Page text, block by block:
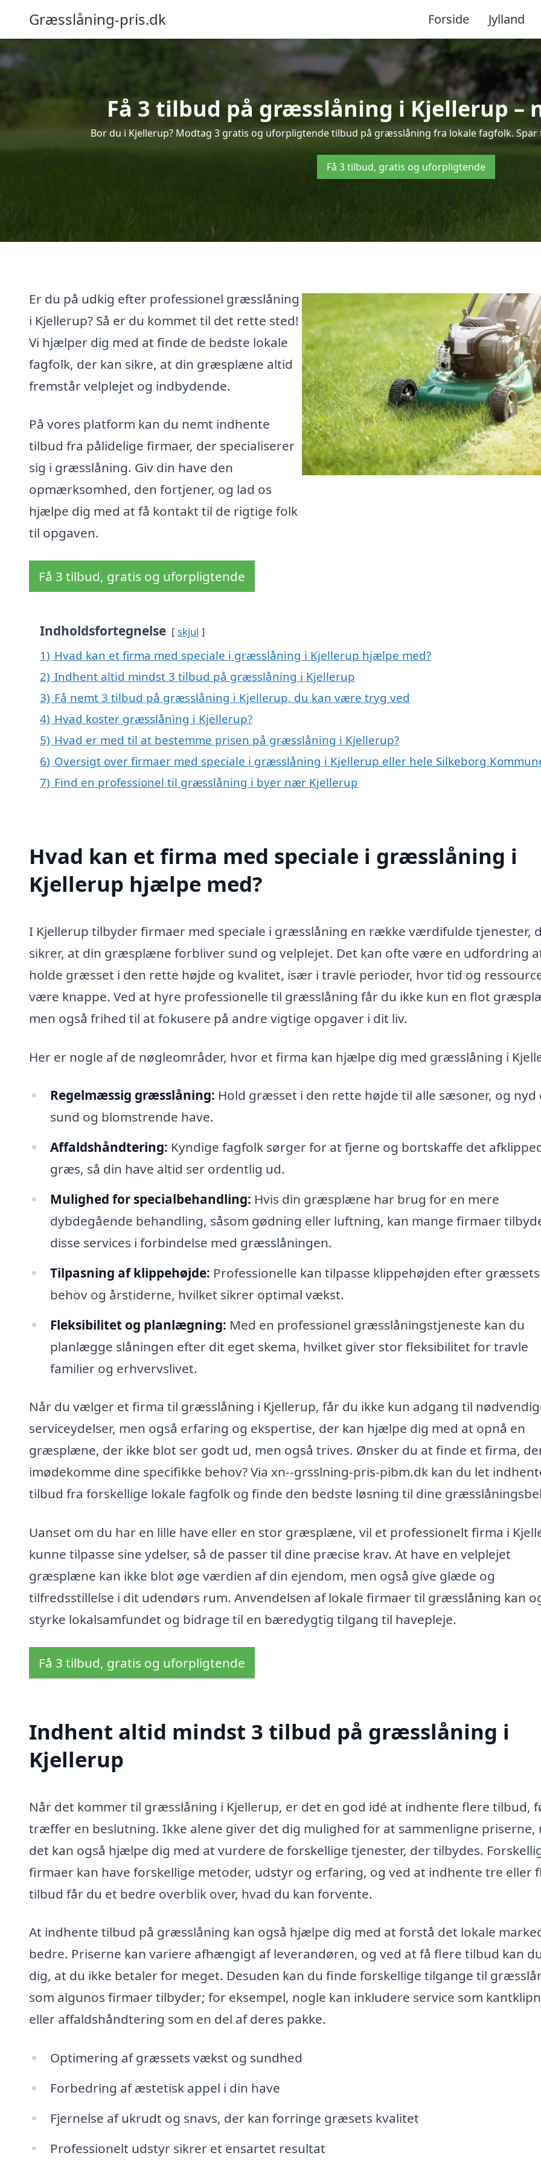
Græsslåning-pris.dk Forside Jylland
Få 3 tilbud på græsslåning i Kjellerup
Bor du i Kjellerup? Modtag 3 gratis og uforpligtende tilbud på græsslåning fra lokale fagfolk.
Få 3 tilbud, gratis og uforpligtende
Er du på udkig efter professionel græsslåning
i Kjellerup? Så er du kommet til det rette sted!
Vi hjælper dig med at finde de bedste lokale
fagfolk, der kan sikre, at din græsplæne altid
fremstår velplejet og indbydende.
På vores platform kan du nemt indhente
tilbud fra pålidelige firmaer, der specialiserer
sig i græsslåning. Giv din have den
opmærksomhed, den fortjener, og lad os
hjælpe dig med at få kontakt til de rigtige folk
til opgaven.
Få 3 tilbud, gratis og uforpligtende
Indholdsfortegnelse skjul
1) Hvad kan et firma med speciale i græsslåning i Kjellerup hjælpe med?
2) Indhent altid mindst 3 tilbud på græsslåning i Kjellerup
3) Få nemt 3 tilbud på græsslåning i Kjellerup, du kan være tryg ved
4) Hvad koster græsslåning i Kjellerup?
5) Hvad er med til at bestemme prisen på græsslåning i Kjellerup?
6) Oversigt over firmaer med speciale i græsslåning i Kjellerup eller hele Silkeborg
7) Find en professionel til græsslåning i byer nær Kjellerup
Hvad kan et firma med speciale i græsslåning i
Kjellerup hjælpe med?
I Kjellerup tilbyder firmaer med speciale i græsslåning en række værdifulde tjenester,
sikrer, at din græsplæne forbliver sund og velplejet. Det kan ofte være en udfordring
holde græsset i den rette højde og kvalitet, især i travle perioder, hvor tid og
være knappe. Ved at hyre professionelle til græsslåning får du ikke kun en flot
men også frihed til at fokusere på andre vigtige opgaver i dit liv.
Her er nogle af de nøgleområder, hvor et firma kan hjælpe dig med græsslåning i
Regelmæssig græsslåning: Hold græsset i den rette højde til alle sæsoner, og nyd
sund og blomstrende have.
Affaldshåndtering: Kyndige fagfolk sørger for at fjerne og bortskaffe det
græs, så din have altid ser ordentlig ud.
Mulighed for specialbehandling: Hvis din græsplæne har brug for en mere
dybdegående behandling, såsom gødning eller luftning, kan mange firmaer
disse services i forbindelse med græsslåningen.
Tilpasning af klippehøjde: Professionelle kan tilpasse klippehøjden efter græssets
behov og årstiderne, hvilket sikrer optimal vækst.
Fleksibilitet og planlægning: Med en professionel græsslåningstjeneste kan du
planlægge slåningen efter dit eget skema, hvilket giver stor fleksibilitet for travle
familier og erhvervslivet.
Når du vælger et firma til græsslåning i Kjellerup, får du ikke kun adgang til
serviceydelser, men også erfaring og ekspertise, der kan hjælpe dig med at opnå en
græsplæne, der ikke blot ser godt ud, men også trives. Ønsker du at finde et firma,
imødekomme dine specifikke behov? Via xn--grsslning-pris-pibm.dk kan du let
tilbud fra forskellige lokale fagfolk og finde den bedste løsning til dine
Uanset om du har en lille have eller en stor græsplæne, vil et professionelt firma i
kunne tilpasse sine ydelser, så de passer til dine præcise krav. At have en velplejet
græsplæne kan ikke blot øge værdien af din ejendom, men også give glæde og
tilfredsstillelse i dit udendørs rum. Anvendelsen af lokale firmaer til græsslåning kan
styrke lokalsamfundet og bidrage til en bæredygtig tilgang til havepleje.
Få 3 tilbud, gratis og uforpligtende
Indhent altid mindst 3 tilbud på græsslåning i
Kjellerup
Når det kommer til græsslåning i Kjellerup, er det en god idé at indhente flere tilbud,
træffer en beslutning. Ikke alene giver det dig mulighed for at sammenligne priserne,
det kan også hjælpe dig med at vurdere de forskellige tjenester, der tilbydes.
firmaer kan have forskellige metoder, udstyr og erfaring, og ved at indhente tre eller
tilbud får du et bedre overblik over, hvad du kan forvente.
At indhente tilbud på græsslåning kan også hjælpe dig med at forstå det lokale
bedre. Priserne kan variere afhængigt af leverandøren, og ved at få flere tilbud kan
dig, at du ikke betaler for meget. Desuden kan du finde forskellige tilgange til
som algunos firmaer tilbyder; for eksempel, nogle kan inkludere service som
eller affaldshåndtering som en del af deres pakke.
Optimering af græssets vækst og sundhed
Forbedring af æstetisk appel i din have
Fjernelse af ukrudt og snavs, der kan forringe græsets kvalitet
Professionelt udstyr sikrer et ensartet resultat